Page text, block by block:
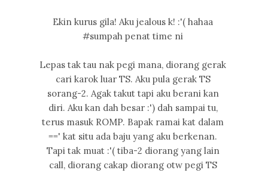
Ekin kurus gila! Aku jealous k! :'( hahaa
#sumpah penat time ni
Lepas tak tau nak pegi mana, diorang gerak
cari karok luar TS. Aku pula gerak TS
sorang-2. Agak takut tapi aku berani kan
diri. Aku kan dah besar :') dah sampai tu,
terus masuk ROMP. Bapak ramai kat dalam
==' kat situ ada baju yang aku berkenan.
Tapi tak muat :'( tiba-2 diorang yang lain
call, diorang cakap diorang otw pegi TS